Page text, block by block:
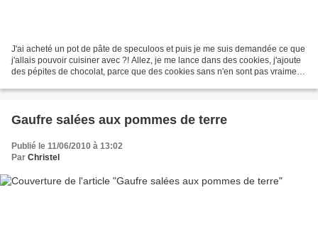
J'ai acheté un pot de pâte de speculoos et puis je me suis demandée ce que
j'allais pouvoir cuisiner avec ?! Allez, je me lance dans des cookies, j'ajoute
des pépites de chocolat, parce que des cookies sans n'en sont pas vraiment!
Gaufre salées aux pommes de terre
Publié le 11/06/2010 à 13:02
Par Christel